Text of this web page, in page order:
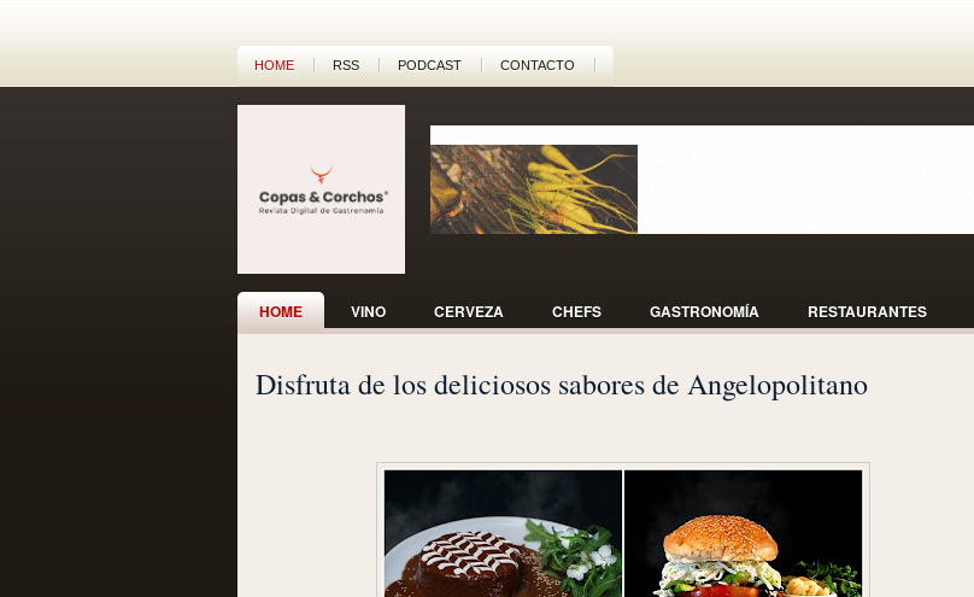
HOME RSS PODCAST CONTACTO
HOME VINO CERVEZA CHEFS GASTRONOMÍA RESTAURANTES
Disfruta de los deliciosos sabores de Angelopolitano